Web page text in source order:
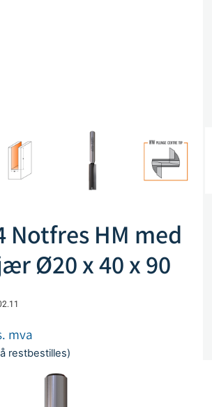
Notfres HM med
Ø20 x 40 x 90
mva
restbestilles)